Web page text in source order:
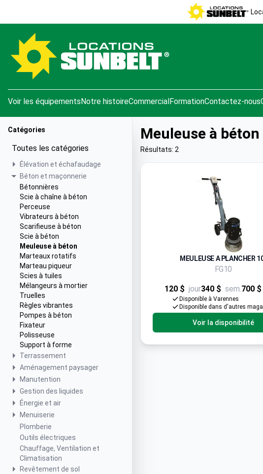
Voir les équipements Notre histoireCommercial FormationContactez-nous
Catégories
Toutes les catégories
Élévation et échafaudage
Béton et maçonnerie
Bétonnières
Scie à chaîne à béton
Perceuse
Vibrateurs à béton
Scarifieuse à béton
Scie à béton
Meuleuse à béton
Marteaux rotatifs
Marteau piqueur
Scies à tuiles
Mélangeurs à mortier
Truelles
Règles vibrantes
Pompes à béton
Fixateur
Polisseuse
Support à forme
Terrassement
Aménagement paysager
Manutention
Gestion des liquides
Énergie et air
Menuiserie
Plomberie
Outils électriques
Chauffage, Ventilation et
Climatisation
Revêtement de sol
Meuleuse à béton
Résultats: 2
MEULEUSE A PLANCHER
FG10
120 $ jour340 $ sem.700 $
Disponible à Varennes
Disponible dans d'autres
Voir la disponibilité